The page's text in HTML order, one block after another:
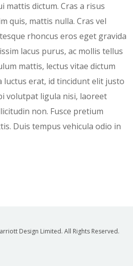
mattis dictum. Cras a risus
quis, mattis nulla. Cras vel
rhoncus eros eget gravida
lacus purus, ac mollis tellus
mattis, lectus vitae dictum
luctus erat, id tincidunt elit justo
volutpat ligula nisi, laoreet
non. Fusce pretium
Duis tempus vehicula odio in
Design Limited. All Rights Reserved.